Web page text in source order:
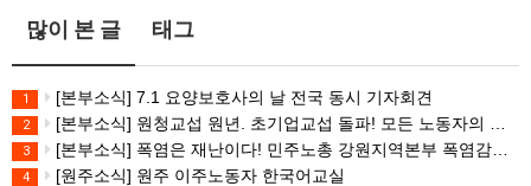
많이 본 글 태그
1 [본부소식] 7.1 요양보호사의 날 전국 동시 기자회견
2 [본부소식] 원청교섭 원년. 초기업교섭 돌파! 모든 노동자의 노동기본권 쟁취! 민주노총 7.15 총파업대회
3 [본부소식] 폭염은 재난이다! 민주노총 강원지역본부 폭염감시단 선포 기자회견
4 [원주소식] 원주 이주노동자 한국어교실